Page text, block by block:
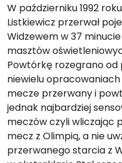
W październiku 1992
Listkiewicz przerwał
Widzewem w 37
masztów
Powtórkę rozegrano od
niewielu
mecze przerwany i
jednak najbardziej
meczów czyli wliczając
mecz z Olimpią, a nie
przerwanego starcia z